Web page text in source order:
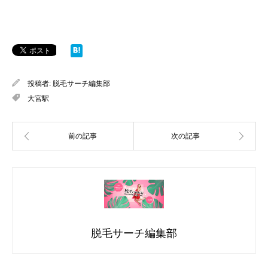
投稿者: 脱毛サーチ編集部
大宮駅
脱毛サーチ編集部